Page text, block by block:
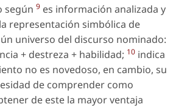
según 9 es información analizada y
representación simbólica de
universo del discurso nominado:
+ destreza + habilidad; 10 indica
no es novedoso, en cambio, su
de comprender como
de este la mayor ventaja